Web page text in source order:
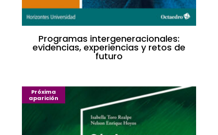
Programas intergeneracionales:
evidencias, experiencias y retos de
futuro
Próxima
aparición